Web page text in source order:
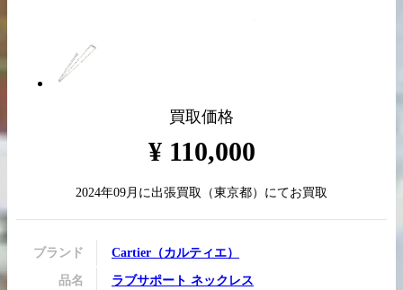
買取実績はこちらから
買取価格
¥ 110,000
2024年09月 に出張買取 （東京都）にてお買取
ブランド Cartier （カルティエ）
品名 ラブサポート ネックレス